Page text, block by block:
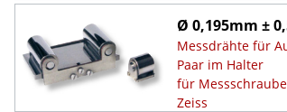
Ø 0,195mm ±
Messdrähte für
Paar im Halter
für
Zeiss